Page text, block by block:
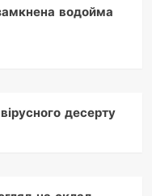
водойма
десерту